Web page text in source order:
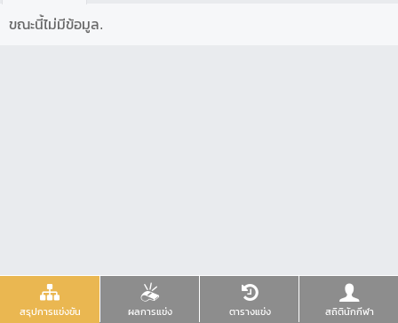
สรุปการแข่งขัน ผลการแข่ง ตารางแข่ง สถิตินักกีฬา
ขณะนี้ไม่มีข้อมูล.